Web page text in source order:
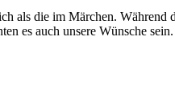
als die im Märchen.
es auch unsere Wünsche sein.